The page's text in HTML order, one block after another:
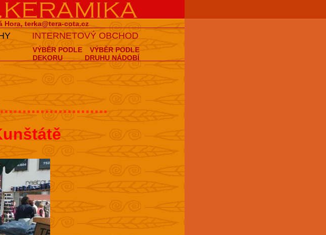
Hora, terka@tera-cota.cz
INTERNETOVÝ OBCHOD
VÝBĚR PODLE
DRUHU NÁDOBÍ
VÝBĚR PODLE
DEKORU